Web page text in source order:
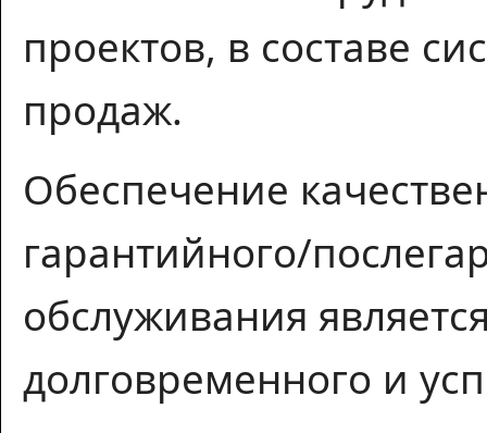
проектов, в составе
продаж.
Обеспечение
гарантийного/
обслуживания
долговременного и